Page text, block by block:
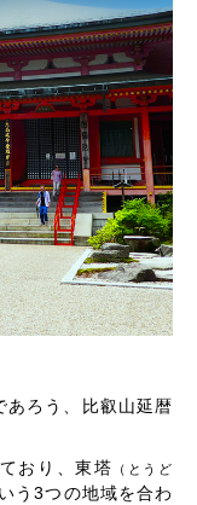
あろう、比叡山延暦
おり、東塔
（とうど
う3つの地域を合わ